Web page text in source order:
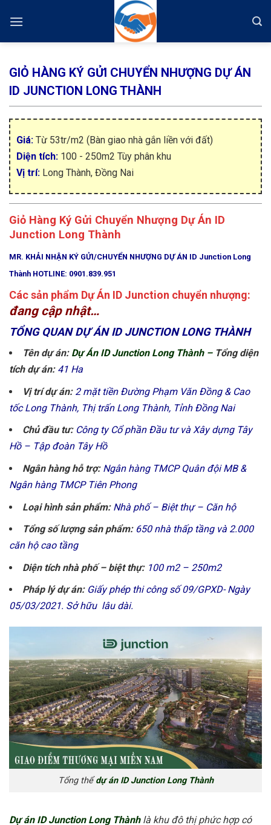
GIỎ HÀNG KÝ GỬI CHUYỂN NHƯỢNG DỰ ÁN
ID JUNCTION LONG THÀNH
Giá: Từ 53tr/m2 (Bàn giao nhà gắn liền với đất)
Diện tích: 100 - 250m2 Tùy phân khu
Vị trí: Long Thành, Đồng Nai
Giỏ Hàng Ký Gửi Chuyển Nhượng Dự Án ID
Junction Long Thành
MR. KHẢI NHẬN KÝ GỬI/CHUYỂN NHƯỢNG DỰ ÁN ID Junction Long
Thành HOTLINE: 0901.839.951
Các sản phẩm Dự Án ID Junction chuyển nhượng:
đang cập nhật…
TỔNG QUAN DỰ ÁN ID JUNCTION LONG THÀNH
Tên dự án: Dự Án ID Junction Long Thành – Tổng diện
tích dự án: 41 Ha
Vị trí dự án: 2 mặt tiền Đường Phạm Văn Đồng & Cao
tốc Long Thành, Thị trấn Long Thành, Tỉnh Đồng Nai
Chủ đầu tư: Công ty Cổ phần Đầu tư và Xây dựng Tây
Hồ – Tập đoàn Tây Hồ
Ngân hàng hỗ trợ: Ngân hàng TMCP Quân đội MB &
Ngân hàng TMCP Tiên Phong
Loại hình sản phẩm: Nhà phố – Biệt thự – Căn hộ
Tổng số lượng sản phẩm: 650 nhà thấp tầng và 2.000
căn hộ cao tầng
Diện tích nhà phố – biệt thự: 100 m2 – 250m2
Pháp lý dự án: Giấy phép thi công số 09/GPXD- Ngày
05/03/2021. Sở hữu lâu dài.
Tổng thểdự án ID Junction Long Thành
Dự án ID Junction Long Thànhlà khu đô thị phức hợp có